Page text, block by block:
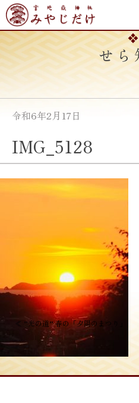
Skip
to
content
お知らせ
令和6年2月17日
IMG_5128
投
稿
ナ
ビ
≪ ”光の道” 春の「夕陽のまつり」